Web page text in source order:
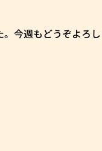
今週もどうぞよろ